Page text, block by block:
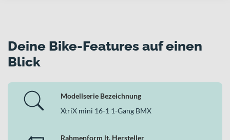
Deine Bike-Features auf einen
Blick
Modellserie Bezeichnung
XtriX mini 16-1 1-Gang BMX
Rahmenform lt. Hersteller